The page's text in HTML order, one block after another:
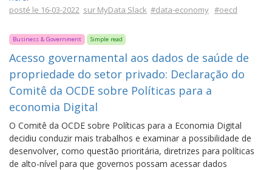
posté le 16-03-2022 sur MyData Slack #data-economy #oecd
Business & Government Simple read
Acesso governamental aos dados de saúde de
propriedade do setor privado: Declaração do
Comitê da OCDE sobre Políticas para a
economia Digital
O Comitê da OCDE sobre Políticas para a Economia Digital
decidiu conduzir mais trabalhos e examinar a possibilidade de
desenvolver, como questão prioritária, diretrizes para políticas
de alto-nível para que governos possam acessar dados